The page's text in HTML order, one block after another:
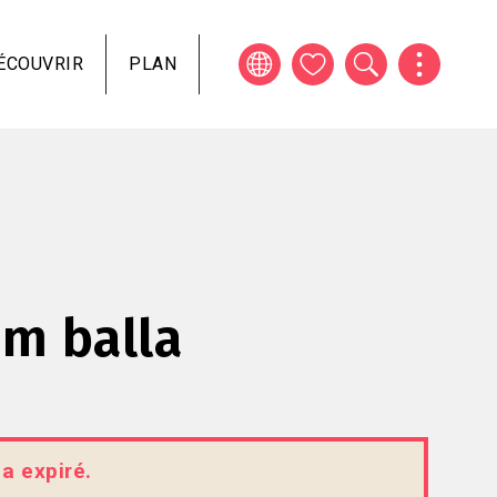
PLAN
balla
expiré.